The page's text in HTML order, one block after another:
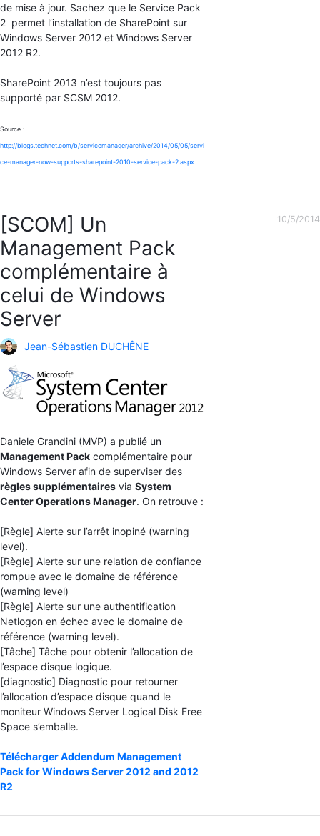
de mise à jour. Sachez que le Service Pack
2 permet l’installation de SharePoint sur
Windows Server 2012 et Windows Server
2012 R2.
SharePoint 2013 n’est toujours pas
supporté par SCSM 2012.
Source :
http://blogs.technet.com/b/servicemanager/archive/2014/05/05/servi
ce-manager-now-supports-sharepoint-2010-service-pack-2.aspx
[SCOM] Un
Management Pack
complémentaire à
celui de Windows
Server
Jean-Sébastien DUCHÊNE
Daniele Grandini (MVP) a publié un
Management Pack complémentaire pour
Windows Server afin de superviser des
règles supplémentaires via System
Center Operations Manager. On retrouve :
[Règle] Alerte sur l’arrêt inopiné (warning
level).
[Règle] Alerte sur une relation de confiance
rompue avec le domaine de référence
(warning level)
[Règle] Alerte sur une authentification
Netlogon en échec avec le domaine de
référence (warning level).
[Tâche] Tâche pour obtenir l’allocation de
l’espace disque logique.
[diagnostic] Diagnostic pour retourner
l’allocation d’espace disque quand le
moniteur Windows Server Logical Disk Free
Space s’emballe.
Télécharger Addendum Management
Pack for Windows Server 2012 and 2012
R2
10/5/2014